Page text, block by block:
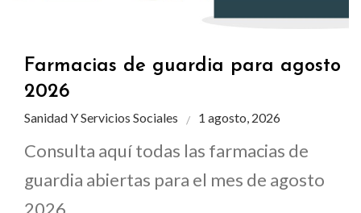
Farmacias de guardia para agosto
2026
Sanidad Y Servicios Sociales 1 agosto, 2026
Consulta aquí todas las farmacias de
guardia abiertas para el mes de agosto